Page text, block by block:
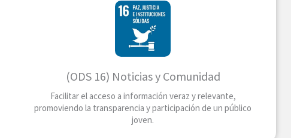
(ODS 16) Noticias y Comunidad
Facilitar el acceso a información veraz y relevante,
promoviendo la transparencia y participación de un público
joven.